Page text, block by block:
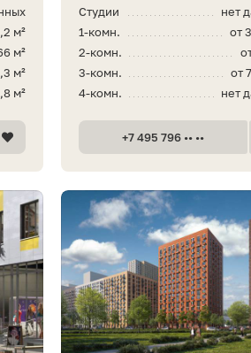
м²
м²
м²
м²
нет
Студии
от
1-комн.
2-комн.
от
3-комн.
нет
4-комн.
+7 495 796 •• ••